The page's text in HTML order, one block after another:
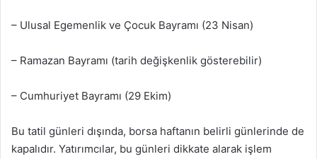
– Ulusal Egemenlik ve Çocuk Bayramı (23 Nisan)
– Ramazan Bayramı (tarih değişkenlik gösterebilir)
– Cumhuriyet Bayramı (29 Ekim)
Bu tatil günleri dışında, borsa haftanın belirli günlerinde de
kapalıdır. Yatırımcılar, bu günleri dikkate alarak işlem